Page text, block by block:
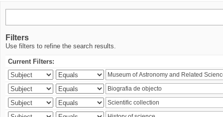
Filters
Use filters to refine the search results.
Current Filters: